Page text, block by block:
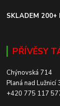
SKLADEM 200+
PŘÍVĚSY
Chýnovská 714
Planá nad Lužnicí
+420 775 117